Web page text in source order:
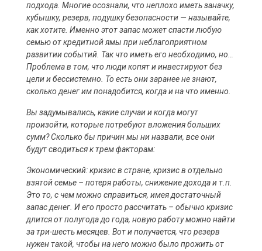
подхода. Многие осознали, что неплохо иметь заначку,
кубышку, резерв, подушку безопасности — называйте,
как хотите. Именно этот запас может спасти любую
семью от кредитной ямы при неблагоприятном
развитии событий. Так что иметь его необходимо, но…
Проблема в том, что люди копят и инвестируют без
цели и бессистемно. То есть они заранее не знают,
сколько денег им понадобится, когда и на что именно.
Вы задумывались, какие случаи и когда могут
произойти, которые потребуют вложения больших
сумм? Сколько бы причин мы ни назвали, все они
будут сводиться к трем факторам:
Экономический: кризис в стране, кризис в отдельно
взятой семье – потеря работы, снижение дохода и т.п.
Это то, с чем можно справиться, имея достаточный
запас денег. И его просто рассчитать – обычно кризис
длится от полугода до года, новую работу можно найти
за три-шесть месяцев. Вот и получается, что резерв
нужен такой, чтобы на него можно было прожить от